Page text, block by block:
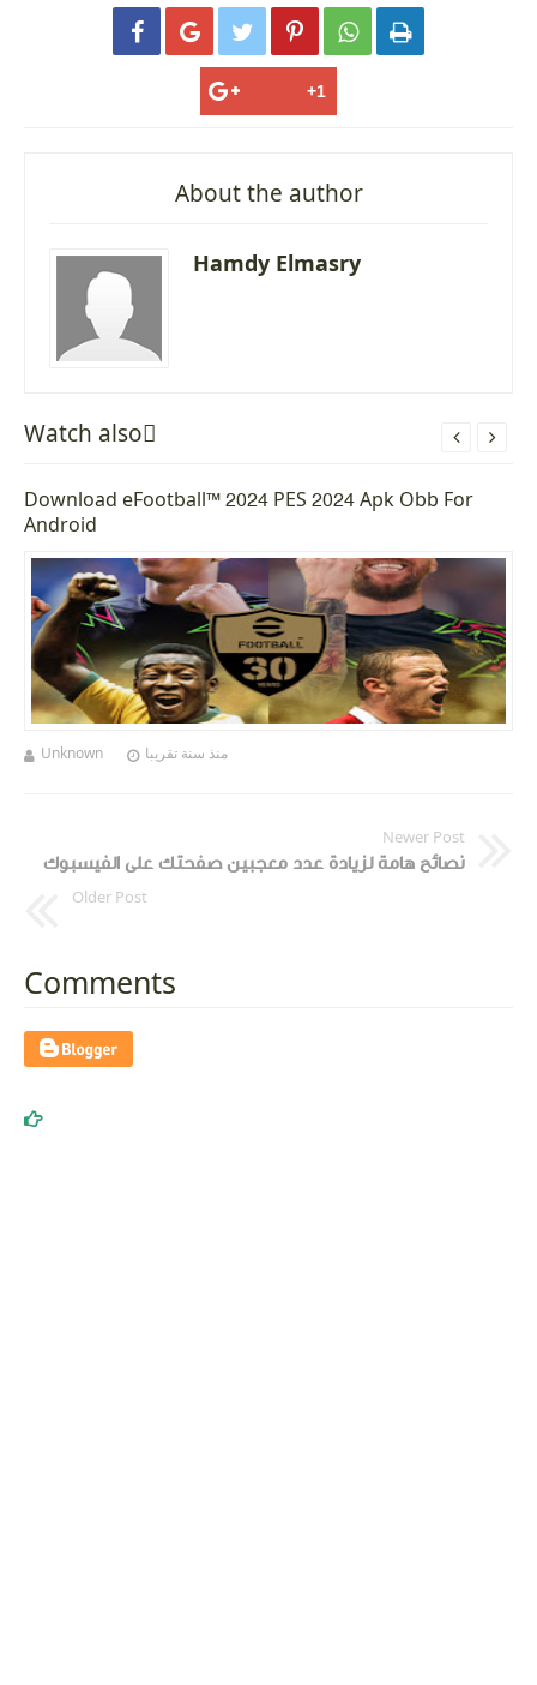
     
About the author
Hamdy Elmasry
Watch alsoً
Download eFootball™ 2024 PES 2024 Apk Obb For
Android
Unknown منذ سنة تقريبا
 
Newer Post
نصائح هامة لزيادة عدد معجبين صفحتك على الفيسبوك
Older Post
Comments